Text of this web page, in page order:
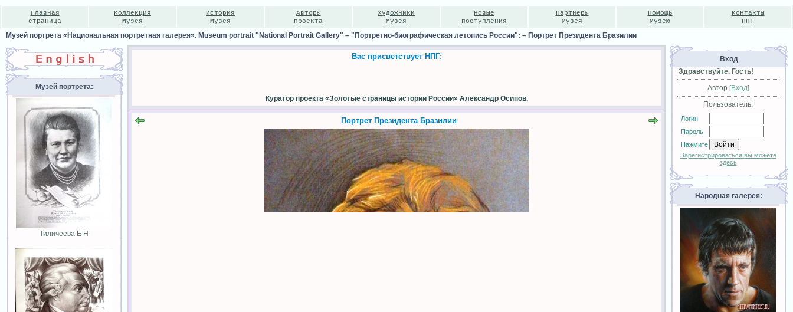
Главная
страница
Коллекция
Музея
История
Музея
Авторы
проекта
Художники
Музея
Новые
поступления
Партнеры
Музея
Помощь
Музею
Контакты
НПГ
Музей портрета «Национальная портретная галерея». Museum portrait "National Portrait Gallery" – "Портретно-биографическая летопись России": – Портрет Президента Бразилии
Музей портрета:
Тиличеева Е Н
Вас присветствует НПГ:
Куратор проекта «Золотые страницы истории России» Александр Осипов,
Портрет Президента Бразилии
Вход
Здравствуйте, Гость!
Автор [Вход]
Пользователь:
Логин
Пароль
Нажмите
Зарегистрироваться вы можете
здесь
Народная галерея: